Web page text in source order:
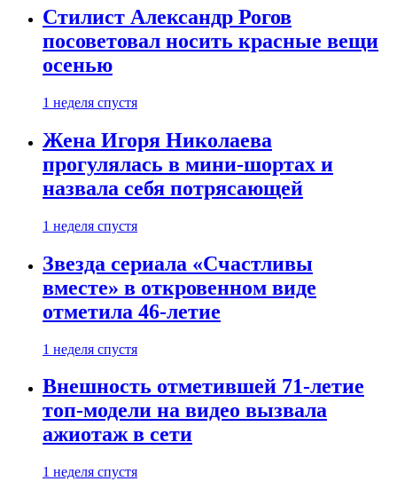
Стилист Александр Рогов
посоветовал носить красные вещи
осенью
1 неделя спустя
Жена Игоря Николаева
прогулялась в мини-шортах и
назвала себя потрясающей
1 неделя спустя
Звезда сериала «Счастливы
вместе» в откровенном виде
отметила 46-летие
1 неделя спустя
Внешность отметившей 71-летие
топ-модели на видео вызвала
ажиотаж в сети
1 неделя спустя